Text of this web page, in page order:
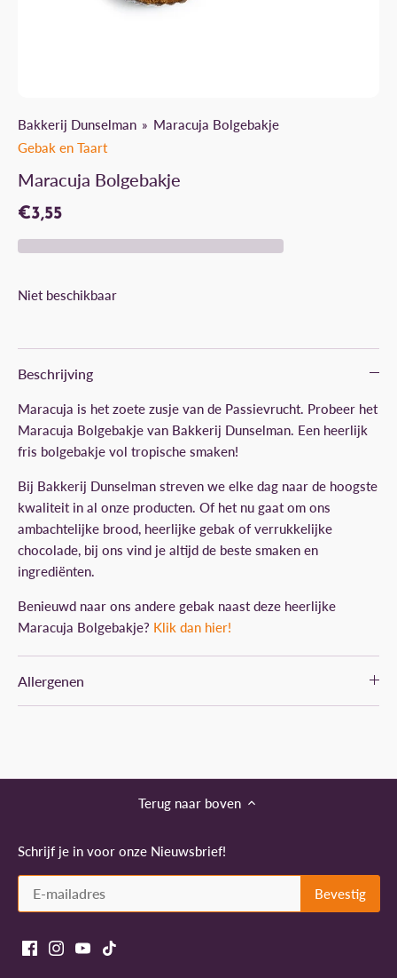
Bakkerij Dunselman
Maracuja Bolgebakje
Gebak en Taart
Maracuja Bolgebakje
€3,55
Niet beschikbaar
Beschrijving
Maracuja is het zoete zusje van de Passievrucht. Probeer het
Maracuja Bolgebakje van Bakkerij Dunselman. Een heerlijk
fris bolgebakje vol tropische smaken!
Bij Bakkerij Dunselman streven we elke dag naar de hoogste
kwaliteit in al onze producten. Of het nu gaat om ons
ambachtelijke brood, heerlijke gebak of verrukkelijke
chocolade, bij ons vind je altijd de beste smaken en
ingrediënten.
Benieuwd naar ons andere gebak naast deze heerlijke
Maracuja Bolgebakje? Klik dan hier!
Allergenen
Terug naar boven
Schrijf je in voor onze Nieuwsbrief!